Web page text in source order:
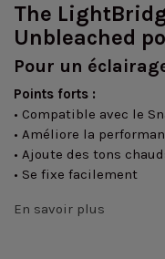
The
Unbleached
Pour un
Points forts :
• Compatible avec le
• Améliore la
• Ajoute des tons
• Se fixe facilement
En savoir plus